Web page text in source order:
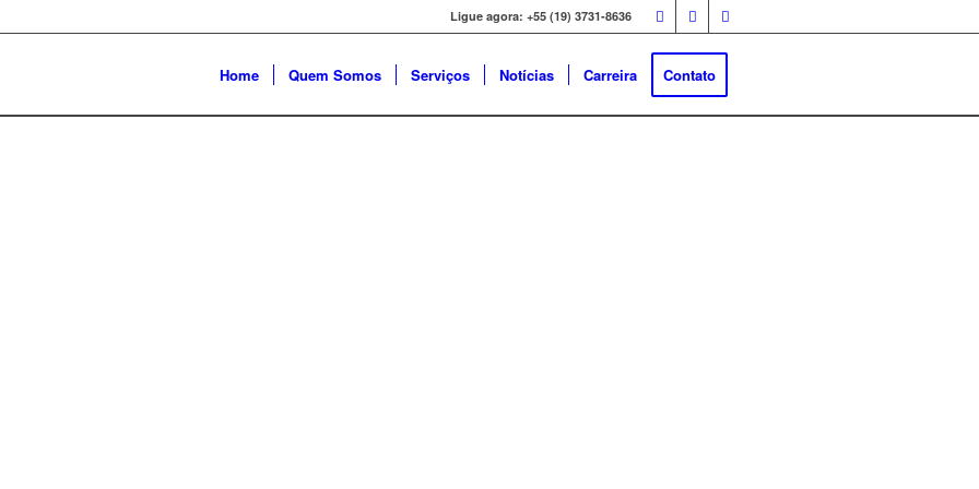
Ligue agora: +55 (19) 3731-8636
Home Quem Somos Serviços Notícias Carreira Contato